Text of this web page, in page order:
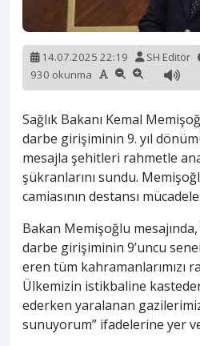
14.07.2025 22:19 SH Editör
930 okunma
Sağlık Bakanı Kemal
darbe girişiminin 9. yıl
mesajla şehitleri rahmetle
şükranlarını sundu.
camiasının destansı
Bakan Memişoğlu
darbe girişiminin 9’uncu
eren tüm kahramanlarımızı
Ülkemizin istikbaline
ederken yaralanan
sunuyorum” ifadelerine yer